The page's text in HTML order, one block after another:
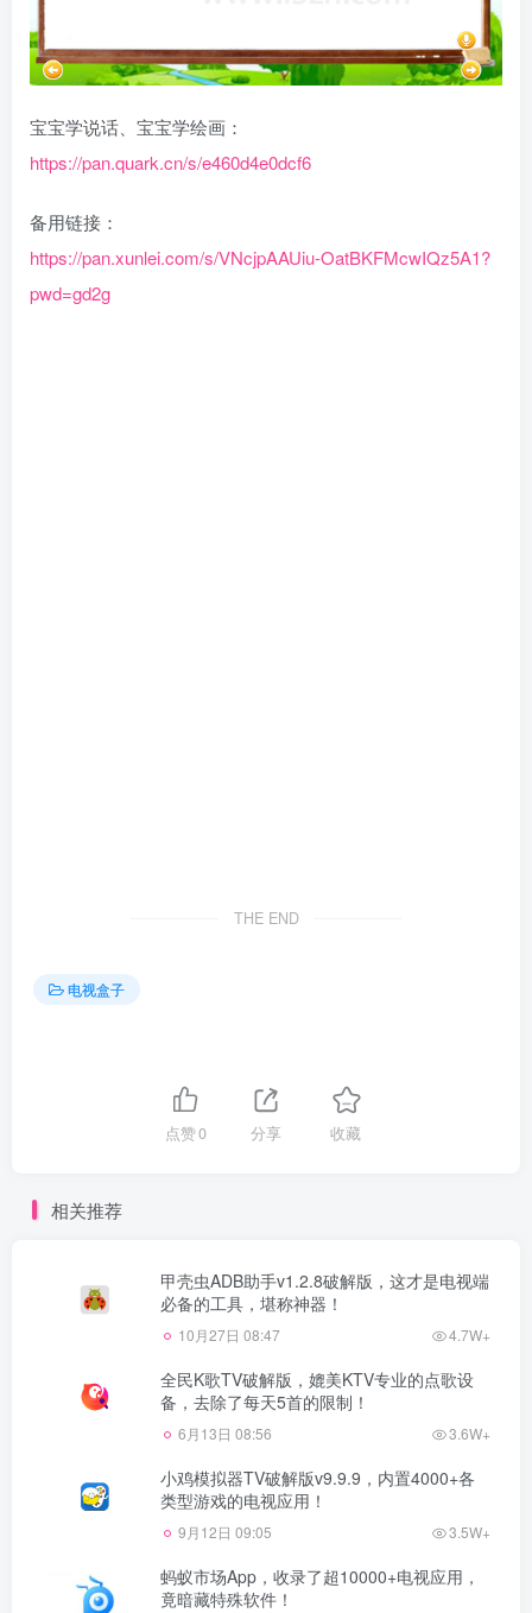
宝宝学说话、宝宝学绘画：
https://pan.quark.cn/s/e460d4e0dcf6
备用链接：
https://pan.xunlei.com/s/VNcjpAAUiu-OatBKFMcwIQz5A1?
pwd=gd2g
THE END
电视盒子
点赞0 分享 收藏
相关推荐
甲壳虫ADB助手v1.2.8破解版，这才是电视端
必备的工具，堪称神器！
10月27日 08:47 4.7W+
全民K歌TV破解版，媲美KTV专业的点歌设
备，去除了每天5首的限制！
6月13日 08:56 3.6W+
小鸡模拟器TV破解版v9.9.9，内置4000+各
类型游戏的电视应用！
9月12日 09:05 3.5W+
蚂蚁市场App，收录了超10000+电视应用，
竟暗藏特殊软件！